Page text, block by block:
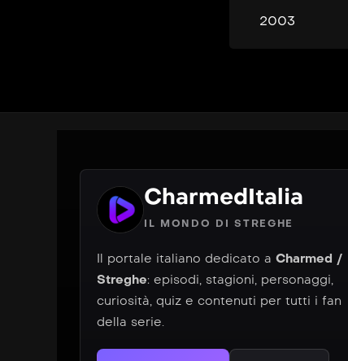
2003
CharmedItalia
IL MONDO DI STREGHE
Il portale italiano dedicato a Charmed /
Streghe: episodi, stagioni, personaggi,
curiosità, quiz e contenuti per tutti i fan
della serie.